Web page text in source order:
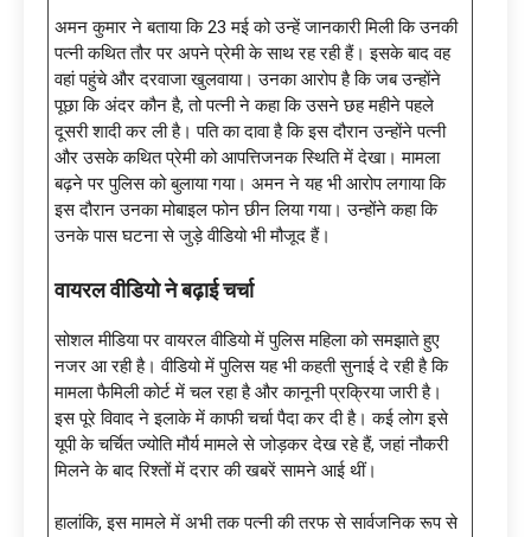
अमन कुमार ने बताया कि 23 मई को उन्हें जानकारी मिली कि उनकी
पत्नी कथित तौर पर अपने प्रेमी के साथ रह रही हैं। इसके बाद वह
वहां पहुंचे और दरवाजा खुलवाया। उनका आरोप है कि जब उन्होंने
पूछा कि अंदर कौन है, तो पत्नी ने कहा कि उसने छह महीने पहले
दूसरी शादी कर ली है। पति का दावा है कि इस दौरान उन्होंने पत्नी
और उसके कथित प्रेमी को आपत्तिजनक स्थिति में देखा। मामला
बढ़ने पर पुलिस को बुलाया गया। अमन ने यह भी आरोप लगाया कि
इस दौरान उनका मोबाइल फोन छीन लिया गया। उन्होंने कहा कि
उनके पास घटना से जुड़े वीडियो भी मौजूद हैं।
वायरल वीडियो ने बढ़ाई चर्चा
सोशल मीडिया पर वायरल वीडियो में पुलिस महिला को समझाते हुए
नजर आ रही है। वीडियो में पुलिस यह भी कहती सुनाई दे रही है कि
मामला फैमिली कोर्ट में चल रहा है और कानूनी प्रक्रिया जारी है।
इस पूरे विवाद ने इलाके में काफी चर्चा पैदा कर दी है। कई लोग इसे
यूपी के चर्चित ज्योति मौर्य मामले से जोड़कर देख रहे हैं, जहां नौकरी
मिलने के बाद रिश्तों में दरार की खबरें सामने आई थीं।
हालांकि, इस मामले में अभी तक पत्नी की तरफ से सार्वजनिक रूप से